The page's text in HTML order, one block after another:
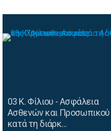
03 Κ. Φίλιου - Ασφάλεια
Ασθενών και Προσωπικού
κατά τη διάρκ...